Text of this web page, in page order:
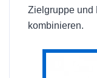
Zielgruppe und
kombinieren.